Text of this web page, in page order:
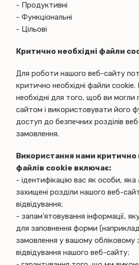
- Продуктивні
- Функціональні
- Цільові
Критично необхідні файли
Для роботи нашого веб-сайту
критично необхідні файли
необхідні для того, щоб ви могли
сайтом і використовувати його
доступ до безпечних розділів
замовлення.
Використання нами критично
файлів cookie включає:
- ідентифікацію вас як особи,
захищені розділи нашого веб-
відвідування;
- запам’ятовування інформації,
для заповнення форми
замовлення у вашому обліковому
відвідування нашого веб-сайту;